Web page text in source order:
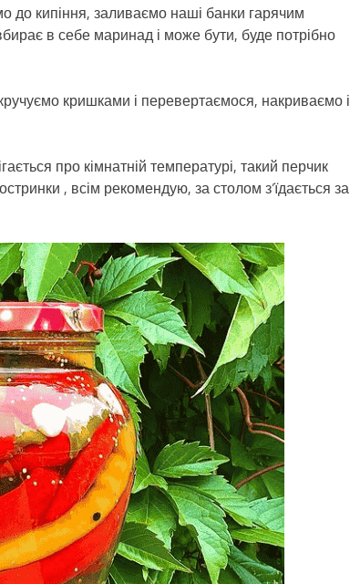
до кипіння, заливаємо наші банки гарячим
в себе маринад і може бути, буде потрібно
кришками і перевертаємося, накриваємо і
про кімнатній температурі, такий перчик
, всім рекомендую, за столом з’їдається за